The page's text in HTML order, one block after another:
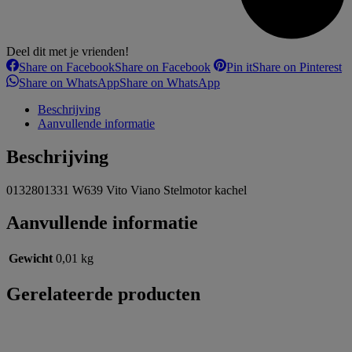
Deel dit met je vrienden!
Share on FacebookShare on Facebook Pin itShare on Pinterest
Share on WhatsAppShare on WhatsApp
Beschrijving
Aanvullende informatie
Beschrijving
0132801331 W639 Vito Viano Stelmotor kachel
Aanvullende informatie
Gewicht 0,01 kg
Gerelateerde producten